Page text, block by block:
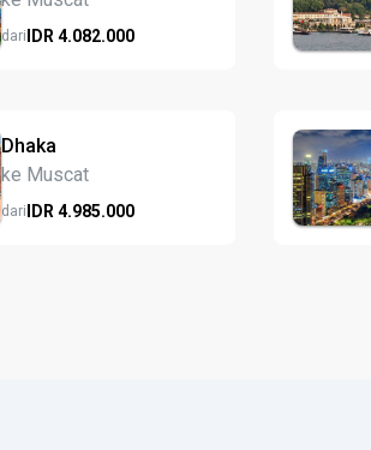
dariIDR 4.082.000
Dhaka
ke Muscat
dariIDR 4.985.000